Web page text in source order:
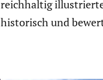
reichhaltig
historisch und